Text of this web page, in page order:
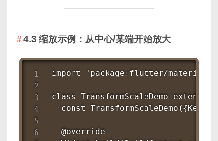
4.3 缩放示例：从中心/某端开始放大
import 'package:flutter/
class TransformScaleDemo extends
const TransformScaleDemo({Key?
  @override